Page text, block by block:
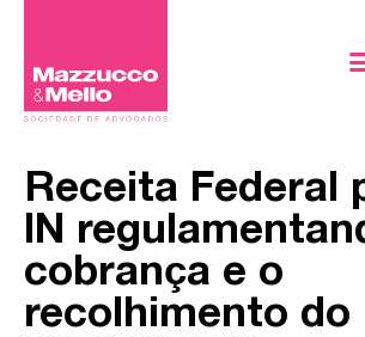
Receita Federal
IN
cobrança e o
recolhimento do